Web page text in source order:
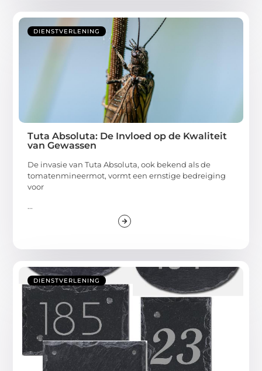
DIENSTVERLENING
Tuta Absoluta: De Invloed op de Kwaliteit
van Gewassen
De invasie van Tuta Absoluta, ook bekend als de
tomatenmineermot, vormt een ernstige bedreiging
voor
...
DIENSTVERLENING